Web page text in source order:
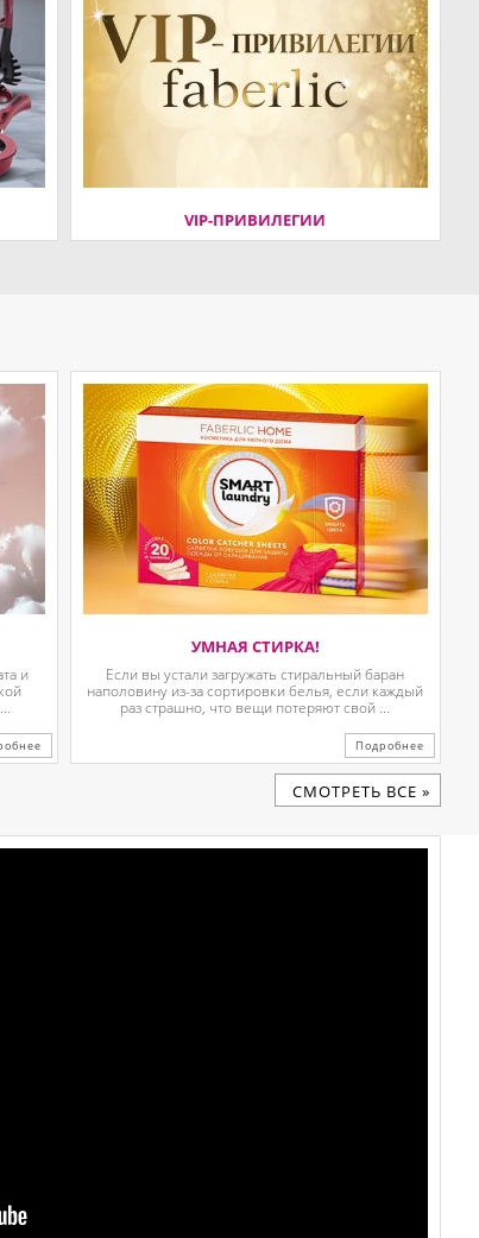
VIP-ПРИВИЛЕГИИ
и
УМНАЯ СТИРКА!
Если вы устали загружать стиральный баран
наполовину из-за сортировки белья, если каждый
раз страшно, что вещи потеряют свой ...
Подробнее
CМОТРЕТЬ ВСЕ »